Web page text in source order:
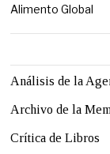
Alimento Global
Análisis de la
Archivo de la
Crítica de Libros